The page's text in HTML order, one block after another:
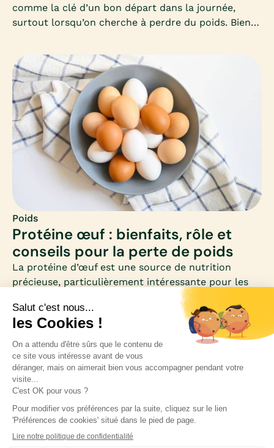
comme la clé d’un bon départ dans la journée,
surtout lorsqu’on cherche à perdre du poids. Bien
métabolisme actif toute la matinée. Mais encore
faut-il savoir quels aliments privilégier et comment
équilibrer ce premier repas.
Poids
Protéine œuf : bienfaits, rôle et
conseils pour la perte de poids
La protéine d’œuf est une source de nutrition
précieuse, particulièrement intéressante pour les
femmes qui souhaitent perdre du poids. Riche en
acides aminés essentiels et faible en calories, elle
se distingue comme un allié minceur et santé.
Inscrivez-vous à notre newsletter pour rester
informée des nouveautés médicales.